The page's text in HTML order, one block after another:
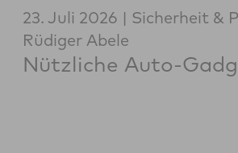
23. Juli 2026
Sicherheit &
Rüdiger Abele
Nützliche Auto-